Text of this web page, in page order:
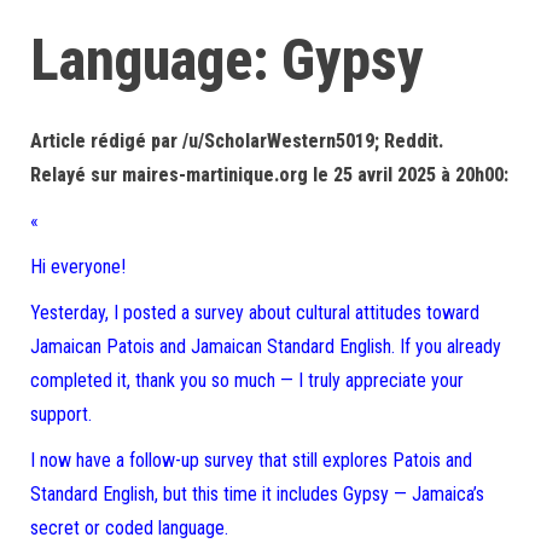
Language: Gypsy
Article rédigé par /u/ScholarWestern5019; Reddit.
Relayé sur maires-martinique.org le 25 avril 2025 à 20h00:
«
Hi everyone!
Yesterday, I posted a survey about cultural attitudes toward
Jamaican Patois and Jamaican Standard English. If you already
completed it, thank you so much — I truly appreciate your
support.
I now have a follow-up survey that still explores Patois and
Standard English, but this time it includes Gypsy — Jamaica’s
secret or coded language.